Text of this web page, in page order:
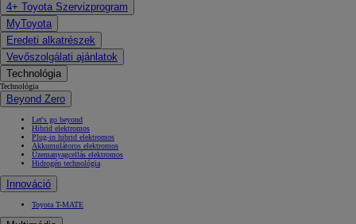
4+ Toyota Szervizprogram
MyToyota
Eredeti alkatrészek
Vevőszolgálati ajánlatok
Technológia
Technológia
Beyond Zero
Let's go beyond
Hibrid elektromos
Plug-in hibrid elektromos
Akkumulátoros elektromos
Üzemanyagcellás elektromos
Hidrogén technológia
Innováció
Toyota T-MATE